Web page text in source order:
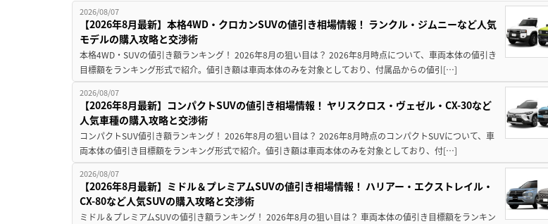
2026/08/07
【2026年8月最新】本格4WD・クロカンSUVの値引き相場情報！ ランクル・ジムニーなど人気
モデルの購入攻略と交渉術
本格4WD・SUVの値引き額ランキング！ 2026年8月の狙い目は？ 2026年8月時点について、車両本体の値引き
目標額をランキング形式で紹介。値引き額は車両本体のみを対象としており、付属品からの値引[…]
2026/08/07
【2026年8月最新】コンパクトSUVの値引き相場情報！ ヤリスクロス・ヴェゼル・CX-30など
人気車種の購入攻略と交渉術
コンパクトSUV値引き額ランキング！ 2026年8月の狙い目は？ 2026年8月時点のコンパクトSUVについて、車
両本体の値引き目標額をランキング形式で紹介。値引き額は車両本体のみを対象としており、付[…]
2026/08/07
【2026年8月最新】ミドル＆プレミアムSUVの値引き相場情報！ ハリアー・エクストレイル・
CX-80など人気SUVの購入攻略と交渉術
ミドル＆プレミアムSUVの値引き額ランキング！ 2026年8月の狙い目は？ 車両本体の値引き目標額をランキン